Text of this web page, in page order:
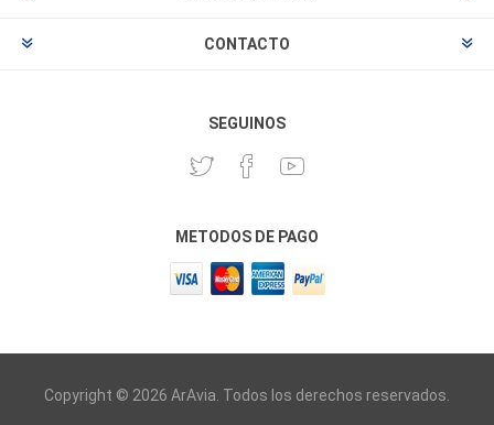
CONTACTO
SEGUINOS
METODOS DE PAGO
Copyright © 2026 ArAvia. Todos los derechos reservados.